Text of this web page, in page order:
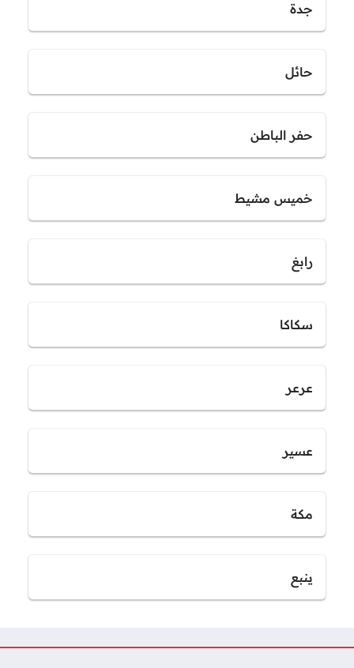
جدة
حائل
حفر الباطن
خميس مشيط
رابغ
سكاكا
عرعر
عسير
مكة
ينبع